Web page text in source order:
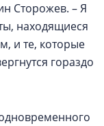
Сторожев. – Я
находящиеся
и те, которые
гораздо